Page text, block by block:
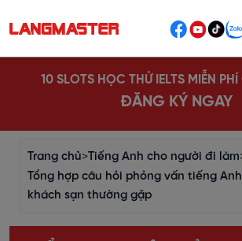
10 SLOTS HỌC THỬ IELTS MIỄN
ĐĂNG KÝ NGAY
Trang chủ>Tiếng Anh cho người đi làm
Tổng hợp câu hỏi phỏng vấn tiếng
khách sạn thường gặp